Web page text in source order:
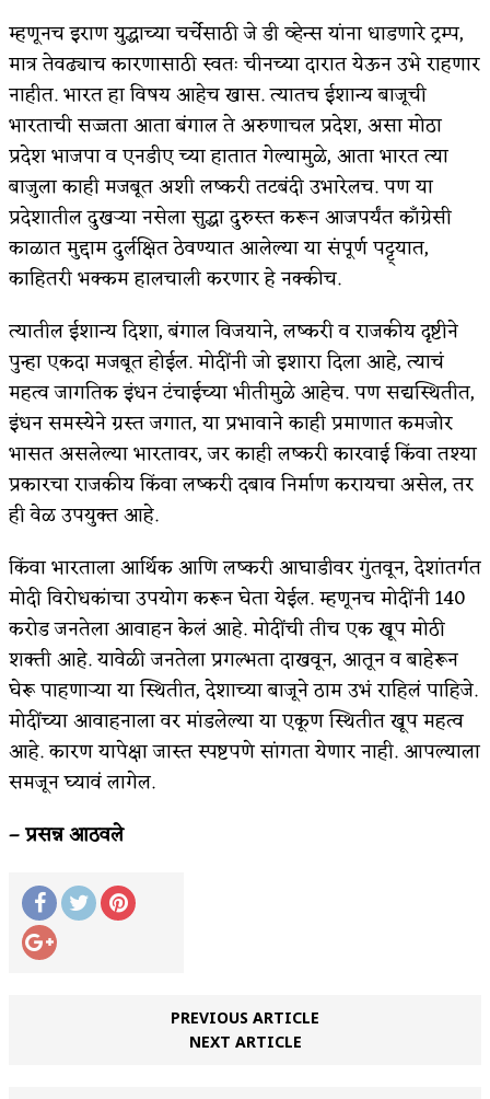
म्हणूनच इराण युद्धाच्या चर्चेसाठी जे डी व्हेन्स यांना धाडणारे ट्रम्प,
मात्र तेवढ्याच कारणासाठी स्वतः चीनच्या दारात येऊन उभे राहणार
नाहीत. भारत हा विषय आहेच खास. त्यातच ईशान्य बाजूची
भारताची सज्जता आता बंगाल ते अरुणाचल प्रदेश, असा मोठा
प्रदेश भाजपा व एनडीए च्या हातात गेल्यामुळे, आता भारत त्या
बाजुला काही मजबूत अशी लष्करी तटबंदी उभारेलच. पण या
प्रदेशातील दुखऱ्या नसेला सुद्धा दुरुस्त करून आजपर्यंत काँग्रेसी
काळात मुद्दाम दुर्लक्षित ठेवण्यात आलेल्या या संपूर्ण पट्ट्यात,
काहितरी भक्कम हालचाली करणार हे नक्कीच.
त्यातील ईशान्य दिशा, बंगाल विजयाने, लष्करी व राजकीय दृष्टीने
पुन्हा एकदा मजबूत होईल. मोदींनी जो इशारा दिला आहे, त्याचं
महत्व जागतिक इंधन टंचाईच्या भीतीमुळे आहेच. पण सद्यस्थितीत,
इंधन समस्येने ग्रस्त जगात, या प्रभावाने काही प्रमाणात कमजोर
भासत असलेल्या भारतावर, जर काही लष्करी कारवाई किंवा तश्या
प्रकारचा राजकीय किंवा लष्करी दबाव निर्माण करायचा असेल, तर
ही वेळ उपयुक्त आहे.
किंवा भारताला आर्थिक आणि लष्करी आघाडीवर गुंतवून, देशांतर्गत
मोदी विरोधकांचा उपयोग करून घेता येईल. म्हणूनच मोदींनी 140
करोड जनतेला आवाहन केलं आहे. मोदींची तीच एक खूप मोठी
शक्ती आहे. यावेळी जनतेला प्रगल्भता दाखवून, आतून व बाहेरून
घेरू पाहणाऱ्या या स्थितीत, देशाच्या बाजूने ठाम उभं राहिलं पाहिजे.
मोदींच्या आवाहनाला वर मांडलेल्या या एकूण स्थितीत खूप महत्व
आहे. कारण यापेक्षा जास्त स्पष्टपणे सांगता येणार नाही. आपल्याला
समजून घ्यावं लागेल.
– प्रसन्न आठवले
PREVIOUS ARTICLE
NEXT ARTICLE